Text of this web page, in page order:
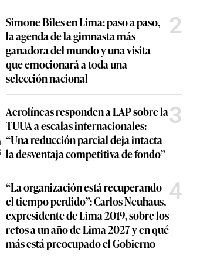
Simone Biles en Lima: paso a paso,
la agenda de la gimnasta más
ganadora del mundo y una visita
que emocionará a toda una
selección nacional
2
Aerolíneas responden a LAP sobre la
TUUA a escalas internacionales:
“Una reducción parcial deja intacta
la desventaja competitiva de fondo”
3
“La organización está recuperando
el tiempo perdido”: Carlos Neuhaus,
expresidente de Lima 2019, sobre los
retos a un año de Lima 2027 y en qué
más está preocupado el Gobierno
4